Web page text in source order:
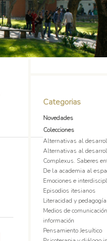
Categorias
Novedades
Colecciones
Alternativas al
Alternativas al
Complexus. Saberes
De la academia al
Emociones e
Episodios itesianos
Literacidad y pedagogía
Medios de
información
Pensamiento Jesuítico